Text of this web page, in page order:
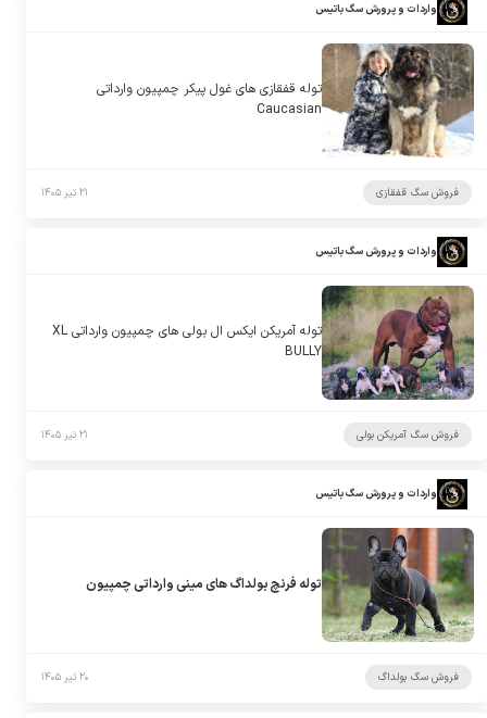
واردات و پرورش سگ باتیس
توله قفقازی های غول پیکر چمپیون وارداتی
Caucasian
فروش سگ قفقازی ۲۱ تیر ۱۴۰۵
واردات و پرورش سگ باتیس
توله آمریکن ایکس ال بولی های چمپیون وارداتی XL
BULLY
فروش سگ آمریکن بولی ۲۱ تیر ۱۴۰۵
واردات و پرورش سگ باتیس
توله فرنچ بولداگ های مینی وارداتی چمپیون
فروش سگ بولداگ ۲۰ تیر ۱۴۰۵